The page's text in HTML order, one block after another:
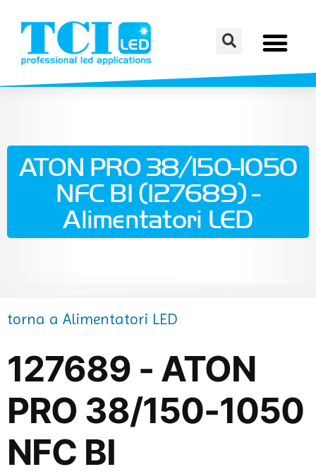
ATON PRO 38/150-1050
NFC BI (127689) -
Alimentatori LED
torna a Alimentatori LED
127689 - ATON
PRO 38/150-1050
NFC BI